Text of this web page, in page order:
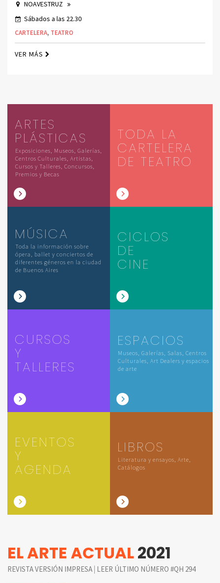
NOAVESTRUZ
Sábados a las 22.30
CARTELERA, TEATRO
VER MÁS
ARTES
PLÁSTICAS
Exposiciones, Museos, Galerías,
Centros Culturales, Artistas,
Cursos y Talleres, Concursos,
Premios y Becas
TODA LA
CARTELERA
DE TEATRO
MÚSICA
Toda la información sobre
ópera, ballet y conciertos de
diferentes géneros en la ciudad
de Buenos Aires
CICLOS
DE
CINE
CURSOS
Y
TALLERES
ESPACIOS
Museos, Galerías, Salas, Centros
Culturales, Art Dealers y espacios
de arte
EVENTOS
Y
AGENDA
LIBROS
Literatura y ensayos, Arte,
Catálogos
EL ARTE ACTUAL2021
REVISTA VERSIÓN IMPRESA | LEER ÚLTIMO NÚMERO #QH 294